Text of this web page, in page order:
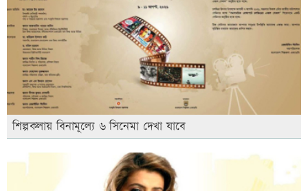
শিল্পকলায় বিনামূল্যে ৬ সিনেমা দেখা যাবে